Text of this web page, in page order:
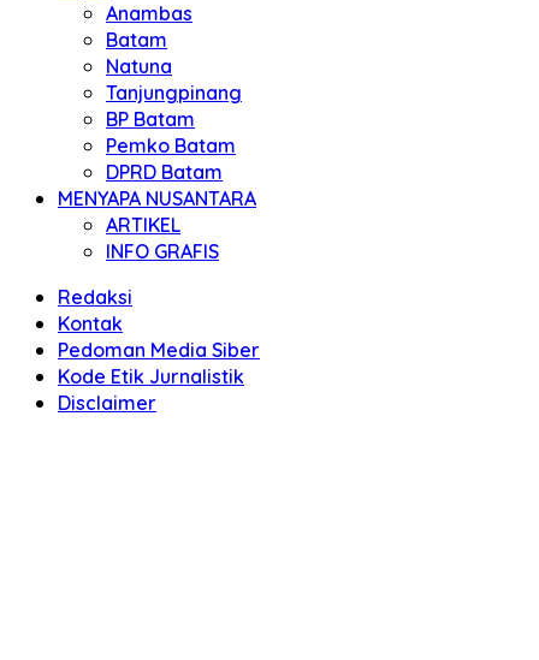
Anambas
Batam
Natuna
Tanjungpinang
BP Batam
Pemko Batam
DPRD Batam
MENYAPA NUSANTARA
ARTIKEL
INFO GRAFIS
Redaksi
Kontak
Pedoman Media Siber
Kode Etik Jurnalistik
Disclaimer